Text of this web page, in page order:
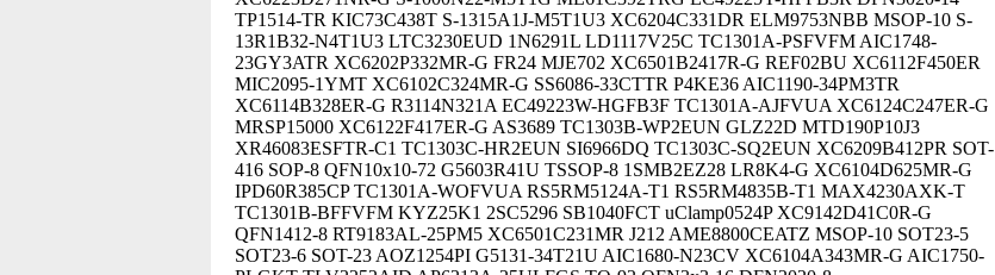
TP1514-TR KIC73C438T S-1315A1J-M5T1U3 XC6204C331DR ELM9753NBB MSOP-10 S-
13R1B32-N4T1U3 LTC3230EUD 1N6291L LD1117V25C TC1301A-PSFVFM AIC1748-
23GY3ATR XC6202P332MR-G FR24 MJE702 XC6501B2417R-G REF02BU XC6112F450ER
MIC2095-1YMT XC6102C324MR-G SS6086-33CTTR P4KE36 AIC1190-34PM3TR
XC6114B328ER-G R3114N321A EC49223W-HGFB3F TC1301A-AJFVUA XC6124C247ER-G
MRSP15000 XC6122F417ER-G AS3689 TC1303B-WP2EUN GLZ22D MTD190P10J3
XR46083ESFTR-C1 TC1303C-HR2EUN SI6966DQ TC1303C-SQ2EUN XC6209B412PR SOT-
416 SOP-8 QFN10x10-72 G5603R41U TSSOP-8 1SMB2EZ28 LR8K4-G XC6104D625MR-G
IPD60R385CP TC1301A-WOFVUA RS5RM5124A-T1 RS5RM4835B-T1 MAX4230AXK-T
TC1301B-BFFVFM KYZ25K1 2SC5296 SB1040FCT uClamp0524P XC9142D41C0R-G
QFN1412-8 RT9183AL-25PM5 XC6501C231MR J212 AME8800CEATZ MSOP-10 SOT23-5
SOT23-6 SOT-23 AOZ1254PI G5131-34T21U AIC1680-N23CV XC6104A343MR-G AIC1750-